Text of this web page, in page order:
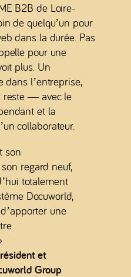
B2B de Loire-
de quelqu’un pour
dans la durée. Pas
pour une
plus. Un
dans l’entreprise,
reste — avec le
et la
collaborateur.
son
regard neuf,
totalement
Docuworld,
une
et
Group